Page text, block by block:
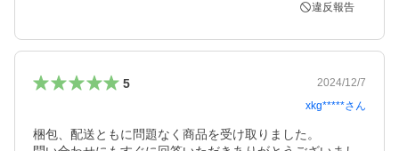
違反報告
5
2024/12/7
xkg*****さん
梱包、配送ともに問題なく商品を受け取りました。